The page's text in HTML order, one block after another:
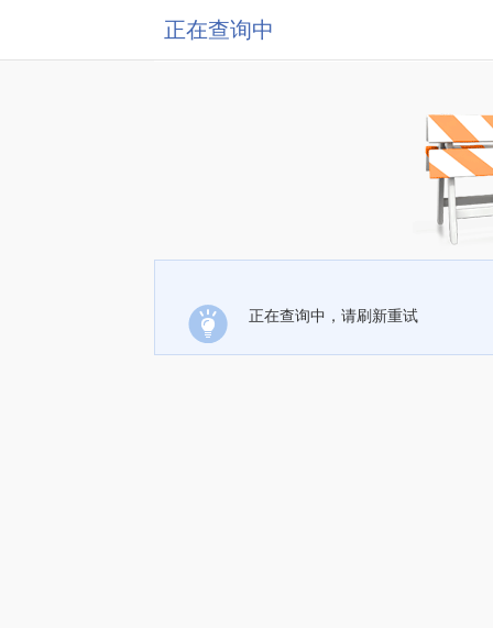
正在查询中
正在查询中，请刷新重试